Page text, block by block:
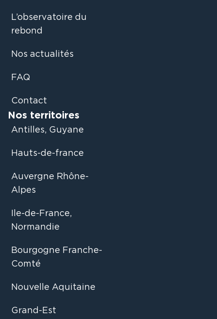
L’observatoire du
rebond
Nos actualités
FAQ
Contact
Nos territoires
Antilles, Guyane
Hauts-de-france
Auvergne Rhône-
Alpes
Ile-de-France,
Normandie
Bourgogne Franche-
Comté
Nouvelle Aquitaine
Grand-Est